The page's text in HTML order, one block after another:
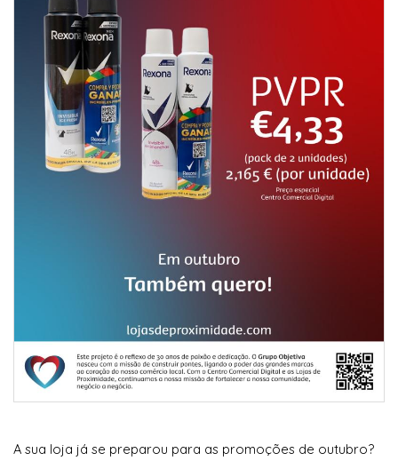
A sua loja já se preparou para as promoções de outubro?